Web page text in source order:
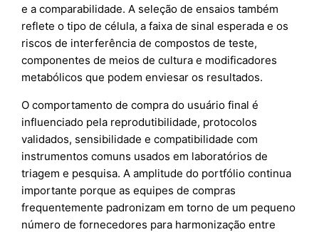
e a comparabilidade. A seleção de ensaios também
reflete o tipo de célula, a faixa de sinal esperada e os
riscos de interferência de compostos de teste,
componentes de meios de cultura e modificadores
metabólicos que podem enviesar os resultados.
O comportamento de compra do usuário final é
influenciado pela reprodutibilidade, protocolos
validados, sensibilidade e compatibilidade com
instrumentos comuns usados em laboratórios de
triagem e pesquisa. A amplitude do portfólio continua
importante porque as equipes de compras
frequentemente padronizam em torno de um pequeno
número de fornecedores para harmonização entre